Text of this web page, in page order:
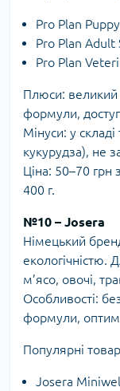
Pro Plan
Pro Plan Adult
Pro Plan
Плюси: великий
формули,
Мінуси: у
кукурудза), не
Ціна: 50–70 грн
400 г.
№10 – Josera
Німецький
екологічністю.
м’ясо, овочі,
Особливості:
формули,
Популярні
Josera